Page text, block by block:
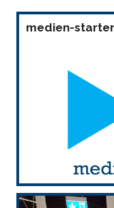
medien-starter